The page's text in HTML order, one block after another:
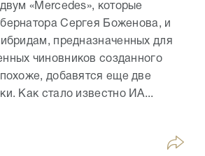
«Мercedes», которые
Сергея Боженова, и
предназначенных для
чиновников созданного
добавятся еще две
Как стало известно ИА...